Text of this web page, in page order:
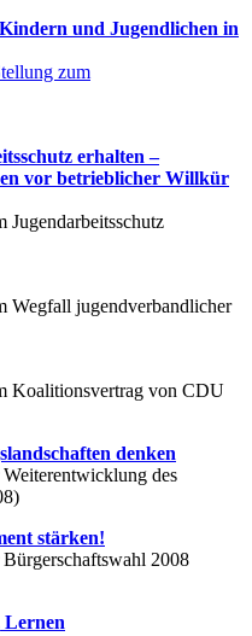
und Jugendlichen in
zum
erhalten –
vor betrieblicher Willkür
Jugendarbeitsschutz
Wegfall jugendverbandlicher
Koalitionsvertrag von CDU
denken
des
stärken!
2008
Lernen